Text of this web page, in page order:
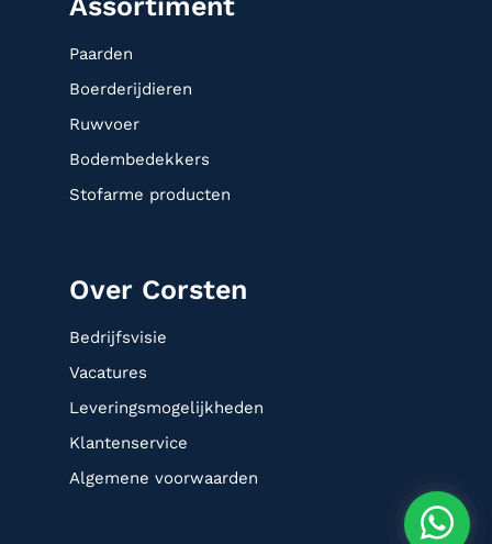
Assortiment
Paarden
Boerderijdieren
Ruwvoer
Bodembedekkers
Stofarme producten
Over Corsten
Bedrijfsvisie
Vacatures
Leveringsmogelijkheden
Klantenservice
Algemene voorwaarden